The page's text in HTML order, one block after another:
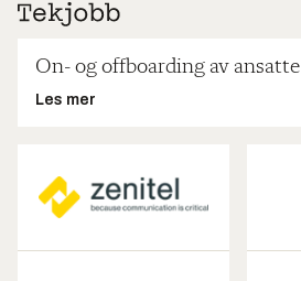
On- og offboarding av ansatte
Les mer